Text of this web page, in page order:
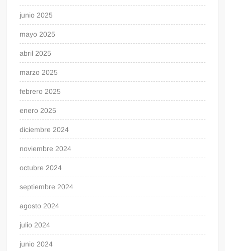
junio 2025
mayo 2025
abril 2025
marzo 2025
febrero 2025
enero 2025
diciembre 2024
noviembre 2024
octubre 2024
septiembre 2024
agosto 2024
julio 2024
junio 2024